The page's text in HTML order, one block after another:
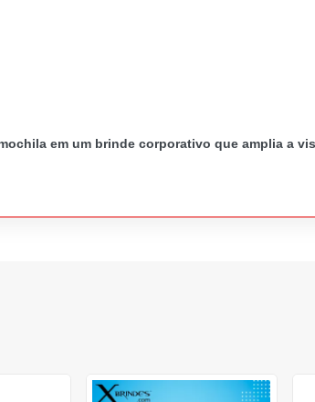
em um brinde corporativo que amplia a